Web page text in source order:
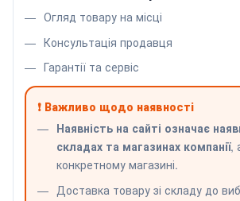
Огляд товару на місці
Консультація продавця
Гарантії та сервіс
❗ Важливо щодо наявності
Наявність на сайті означає
складах та магазинах компанії,
конкретному магазині.
Доставка товару зі складу до